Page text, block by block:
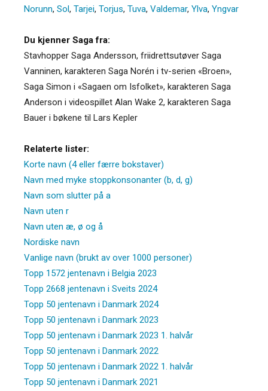
Norunn, Sol, Tarjei, Torjus, Tuva, Valdemar, Ylva, Yngvar
Du kjenner Saga fra:
Stavhopper Saga Andersson, friidrettsutøver Saga
Vanninen, karakteren Saga Norén i tv-serien «Broen»,
Saga Simon i «Sagaen om Isfolket», karakteren Saga
Anderson i videospillet Alan Wake 2, karakteren Saga
Bauer i bøkene til Lars Kepler
Relaterte lister:
Korte navn (4 eller færre bokstaver)
Navn med myke stoppkonsonanter (b, d, g)
Navn som slutter på a
Navn uten r
Navn uten æ, ø og å
Nordiske navn
Vanlige navn (brukt av over 1000 personer)
Topp 1572 jentenavn i Belgia 2023
Topp 2668 jentenavn i Sveits 2024
Topp 50 jentenavn i Danmark 2024
Topp 50 jentenavn i Danmark 2023
Topp 50 jentenavn i Danmark 2023 1. halvår
Topp 50 jentenavn i Danmark 2022
Topp 50 jentenavn i Danmark 2022 1. halvår
Topp 50 jentenavn i Danmark 2021